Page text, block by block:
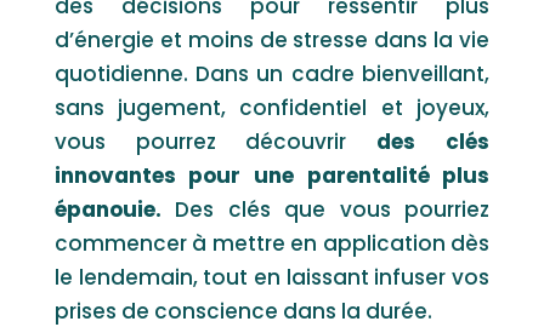
des décisions pour ressentir plus
d’énergie et moins de stresse dans la vie
quotidienne. Dans un cadre bienveillant,
sans jugement, confidentiel et joyeux,
vous pourrez découvrir des clés
innovantes pour une parentalité plus
épanouie. Des clés que vous pourriez
commencer à mettre en application dès
le lendemain, tout en laissant infuser vos
prises de conscience dans la durée.